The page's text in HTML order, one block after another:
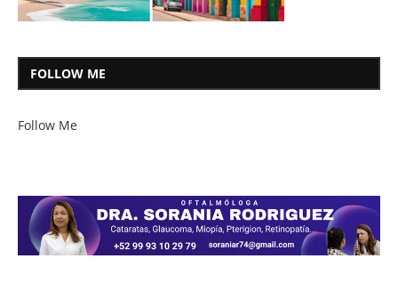
FOLLOW ME
Follow Me